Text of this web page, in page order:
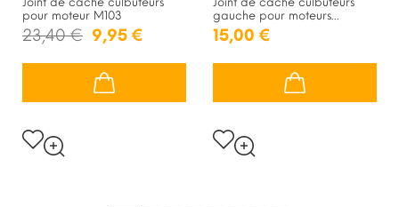
pour moteur M103
23,40 € 9,95 €
gauche pour moteurs...
15,00 €